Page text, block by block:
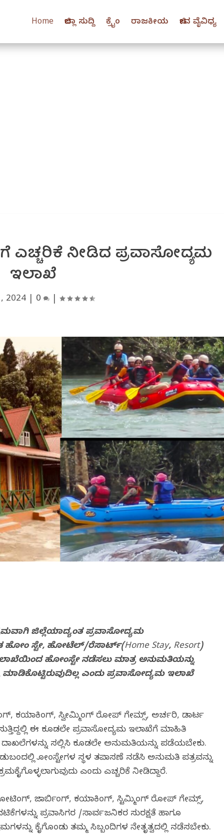
Home ಜಿಲ್ಲಾ ಸುದ್ದಿ ಕ್ರೈಂ ರಾಜಕೀಯ ಜೀವ ವೈವಿಧ್ಯ
ಎಚ್ಚರಿಕೆ ನೀಡಿದ ಪ್ರವಾಸೋದ್ಯಮ
ಇಲಾಖೆ
2024| 0 |
ಜಿಲ್ಲೆಯಾದ್ಯಂತ ಪ್ರವಾಸೋದ್ಯಮ
ಸ್ಟೇ, ಹೋಟೆಲ್/ರೆಸಾರ್ಟ್(Home Stay, Resort)
ಹೋಂಸ್ಟೇ ನಡೆಸಲು ಮಾತ್ರ ಅನುಮತಿಯನ್ನು
ಮಾಡಿಕೊಟ್ಟಿರುವುದಿಲ್ಲ ಎಂದು ಪ್ರವಾಸೋದ್ಯಮ ಇಲಾಖೆ
ಕಯಾಕಿಂಗ್, ಸ್ವೀಮ್ಮಿಂಗ್ ರೋಪ್ ಗೇಮ್ಸ್, ಅರ್ಚರಿ, ಡಾರ್ಟ
ಈ ಕೂಡಲೇ ಪ್ರವಾಸೋದ್ಯಮ ಇಲಾಖೆಗೆ ಮಾಹಿತಿ
ಸಲ್ಲಿಸಿ ಕೂಡಲೇ ಅನುಮತಿಯನ್ನು ಪಡೆಯಬೇಕು.
ಹೋಂಸ್ಟೇಗಳ ಸ್ಥಳ ತಪಾಸಣೆ ನಡೆಸಿ ಅನುಮತಿ ಪತ್ರವನ್ನು
ಎಂದು ಎಚ್ಚರಿಕೆ ನೀಡಿದ್ದಾರೆ.
ಜಾರ್ಬಿಂಗ್, ಕಯಾಕಿಂಗ್, ಸ್ಟಿಮ್ಮಿಂಗ್ ರೋಪ್ ಗೇಮ್ಸ್,
ಪ್ರವಾಸಿಗರ /ಸಾರ್ವಜನಿಕರ ಸುರಕ್ಷತೆ ಹಾಗೂ
ಕೈಗೊಂಡು ತಮ್ಮ ಸಿಬ್ಬಂದಿಗಳ ನೇತೃತ್ವದಲ್ಲಿ ನಡೆಸಬೇಕು.